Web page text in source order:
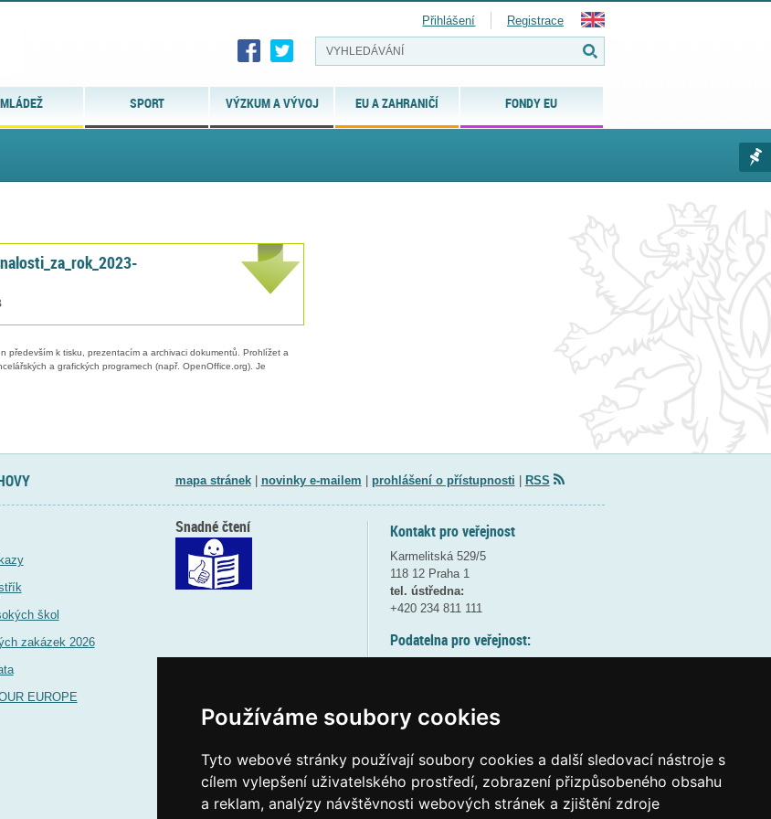
Používáme soubory cookies
Tyto webové stránky používají soubory cookies a další sledovací nástroje s
cílem vylepšení uživatelského prostředí, zobrazení přizpůsobeného obsahu
a reklam, analýzy návštěvnosti webových stránek a zjištění zdroje
MLÁDEŽ SPORT VÝZKUM A VÝVOJ EU A ZAHRANIČÍ FONDY EU
Přihlášení Registrace
především k tisku, prezentacím a archivaci dokumentů. Prohlížet a
a grafických programech (např. OpenOffice.org). Je
mapa stránek| novinky e-mailem prohlášení o přístupnosti RSS
škol
zakázek 2026
EUROPE
Kontakt pro veřejnost
Karmelitská 529/5
118 12 Praha 1
tel. ústředna:
+420 234 811 111
Podatelna pro veřejnost:
(více informací
Elektronická podatelna:
posta@msmtgov cz
Snadné čtení